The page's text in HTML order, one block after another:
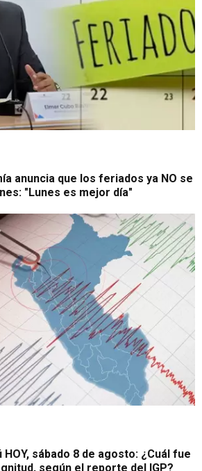
anuncia que los feriados ya NO se
"Lunes es mejor día"
HOY, sábado 8 de agosto: ¿Cuál fue
según el reporte del IGP?